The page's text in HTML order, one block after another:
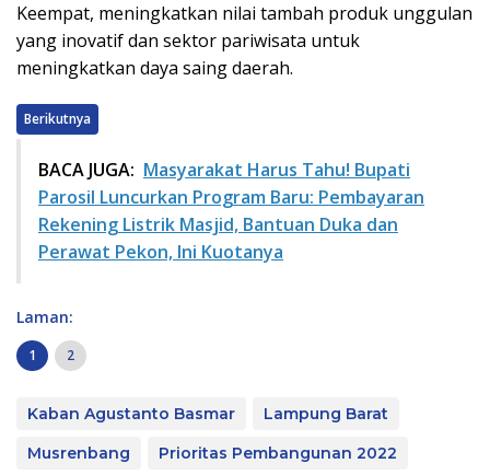
Keempat, meningkatkan nilai tambah produk unggulan
yang inovatif dan sektor pariwisata untuk
meningkatkan daya saing daerah.
Berikutnya
BACA JUGA: Masyarakat Harus Tahu! Bupati
Parosil Luncurkan Program Baru: Pembayaran
Rekening Listrik Masjid, Bantuan Duka dan
Perawat Pekon, Ini Kuotanya
Laman:
1 2
Kaban Agustanto Basmar
Lampung Barat
Musrenbang
Prioritas Pembangunan 2022